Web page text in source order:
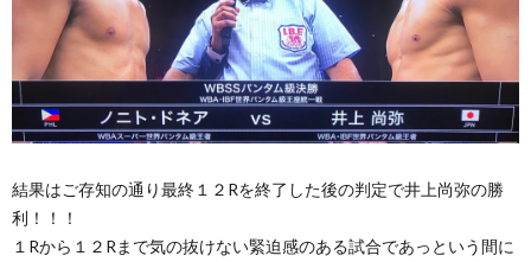
結果はご存知の通り最終１２Rを終了した後の判定で井上尚弥の勝
利！！！
１Rから１２Rまで気の抜けない緊迫感のある試合であっという間に